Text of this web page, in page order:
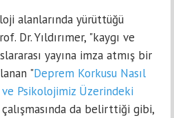
alanlarında yürüttüğü
Dr. Yıldırımer, "kaygı ve
yayına imza atmış bir
"Deprem Korkusu Nasıl
ve Psikolojimiz Üzerindeki
çalışmasında da belirttiği gibi,